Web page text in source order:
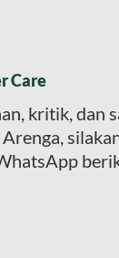
Care
kritik, dan